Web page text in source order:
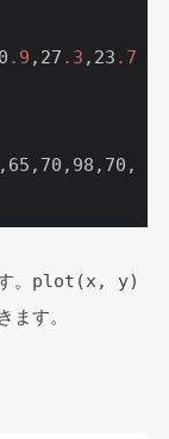
.9 ,27 .3 ,23 .7
す。plot(x, y)
ます。